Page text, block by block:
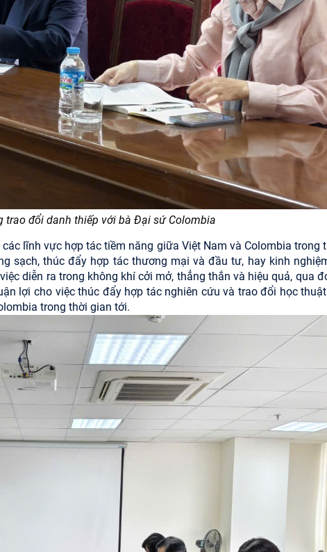
trao đổi danh thiếp với bà Đại sứ Colombia
lĩnh vực hợp tác tiềm năng giữa Việt Nam và Colombia trong
sạch, thúc đẩy hợp tác thương mại và đầu tư, hay kinh
diễn ra trong không khí cởi mở, thẳng thắn và hiệu quả, qua
lợi cho việc thúc đẩy hợp tác nghiên cứu và trao đổi học
trong thời gian tới.